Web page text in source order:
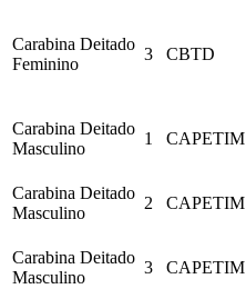
Carabina Deitado
Feminino
3 CBTD
Carabina Deitado
Masculino
1 CAPETIM
Carabina Deitado
Masculino
2 CAPETIM
Carabina Deitado
Masculino
3 CAPETIM